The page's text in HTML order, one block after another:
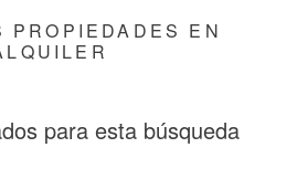
PROPIEDADES EN
para esta búsqueda